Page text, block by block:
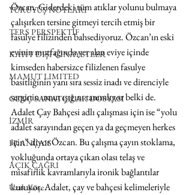
YÜRÜYÜŞ NOTLARI
TERS PERSPEKTİF
KAYIT DIŞI CİNAYETLER
MAMUT LIMITED
GENÇ SANATÇILAR DOSYASI
İZMİR
FRANÇAIS
AÇIK ÇAĞRI
Uzak Köşe
Özcan. Giderdeki tüm atıklar yolunu bulmaya
çalışırken tersine gitmeyi tercih etmiş bir
fasulye filizinden bahsediyoruz. Özcan’ın eski
evinin mutfağında yer alan eviye içinde
kimseden habersizce filizlenen fasulye
basitliğinin yanı sıra sessiz inadı ve direnciyle
serginin umut ışığını tanımlıyor belki de.
Adalet Çay Bahçesi adlı çalışması için ise “yolu
adalet sarayından geçen ya da geçmeyen herkes
için” diyor Özcan. Bu çalışma çayın stoklama,
yokluğunda ortaya çıkan olası telaş ve
misafirlik kavramlarıyla ironik bağlantılar
kuruyor. Adalet, çay ve bahçesi kelimeleriyle